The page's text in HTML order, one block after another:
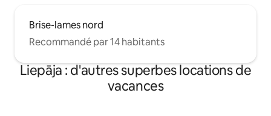
Brise-lames nord
Recommandé par 14 habitants
Liepāja : d'autres superbes locations de
vacances